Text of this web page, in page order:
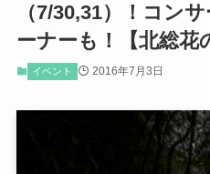
（7/30,31）！コン
ーナーも！【北総花
イベント 2016年7月3日